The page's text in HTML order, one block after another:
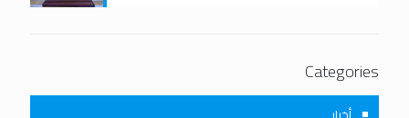
Categories